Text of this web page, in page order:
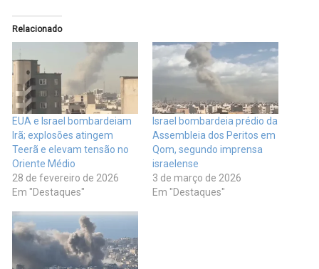
Relacionado
EUA e Israel bombardeiam
Irã; explosões atingem
Teerã e elevam tensão no
Oriente Médio
28 de fevereiro de 2026
Em "Destaques"
Israel bombardeia prédio da
Assembleia dos Peritos em
Qom, segundo imprensa
israelense
3 de março de 2026
Em "Destaques"